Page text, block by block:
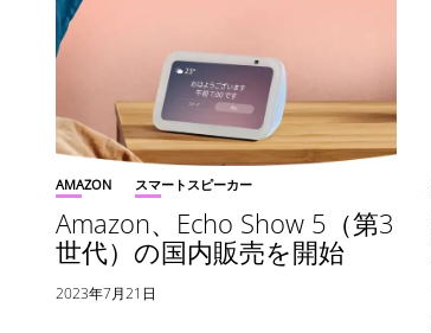
AMAZON スマートスピーカー
Amazon、Echo Show 5（第3
世代）の国内販売を開始
2023年7月21日